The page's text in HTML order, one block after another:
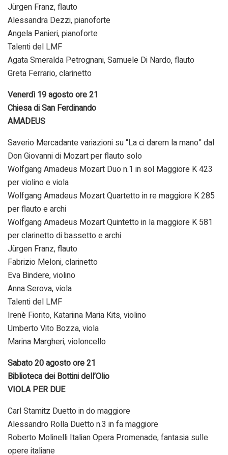
Jürgen Franz, flauto
Alessandra Dezzi, pianoforte
Angela Panieri, pianoforte
Talenti del LMF
Agata Smeralda Petrognani, Samuele Di Nardo, flauto
Greta Ferrario, clarinetto
Venerdì 19 agosto ore 21
Chiesa di San Ferdinando
AMADEUS
Saverio Mercadante variazioni su “La ci darem la mano” dal
Don Giovanni di Mozart per flauto solo
Wolfgang Amadeus Mozart Duo n.1 in sol Maggiore K 423
per violino e viola
Wolfgang Amadeus Mozart Quartetto in re maggiore K 285
per flauto e archi
Wolfgang Amadeus Mozart Quintetto in la maggiore K 581
per clarinetto di bassetto e archi
Jürgen Franz, flauto
Fabrizio Meloni, clarinetto
Eva Bindere, violino
Anna Serova, viola
Talenti del LMF
Irenè Fiorito, Katariina Maria Kits, violino
Umberto Vito Bozza, viola
Marina Margheri, violoncello
Sabato 20 agosto ore 21
Biblioteca dei Bottini dell’Olio
VIOLA PER DUE
Carl Stamitz Duetto in do maggiore
Alessandro Rolla Duetto n.3 in fa maggiore
Roberto Molinelli Italian Opera Promenade, fantasia sulle
opere italiane